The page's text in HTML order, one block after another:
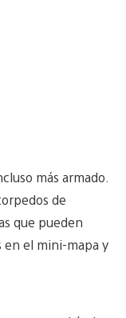
más armado.
de
que pueden
en el mini-mapa y